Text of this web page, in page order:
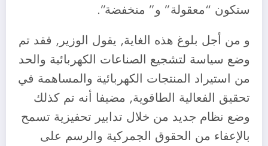
ستكون “معقولة” و” منخفضة”.
و من أجل بلوغ هذه الغاية, يقول الوزير, فقد تم
وضع سياسة لتشجيع الصناعات الكهربائية والحد
من استيراد المنتجات الكهربائية والمساهمة في
تحقيق الفعالية الطاقوية, مضيفا أنه تم كذلك
وضع نظام جديد من خلال تدابير تحفيزية تسمح
بالإعفاء من الحقوق الجمركية والرسم على